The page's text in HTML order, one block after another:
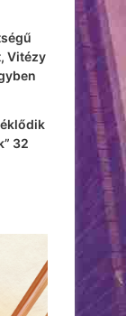
Vitézy
32